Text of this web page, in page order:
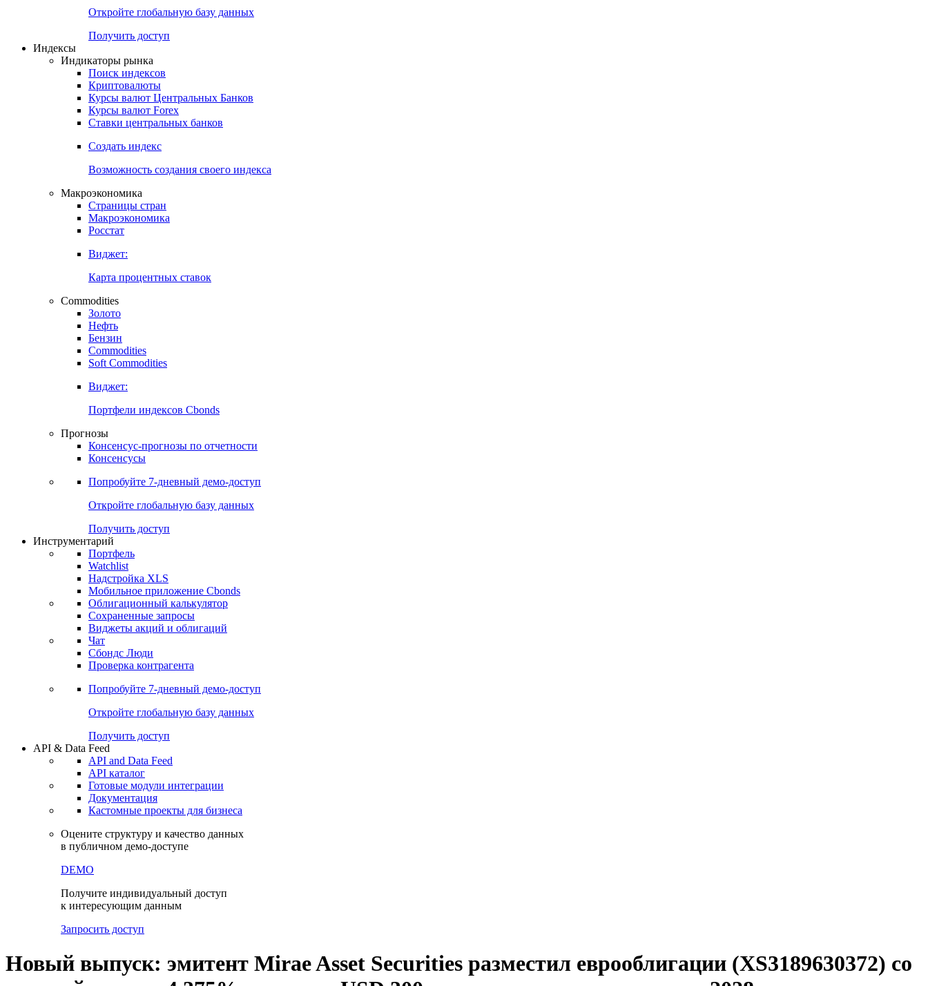
Откройте глобальную базу данных
Получить доступ
Индексы
Индикаторы рынка
Поиск индексов
Криптовалюты
Курсы валют Центральных Банков
Курсы валют Forex
Ставки центральных банков
Создать индекс
Возможность создания своего индекса
Макроэкономика
Страницы стран
Макроэкономика
Росстат
Виджет:
Карта процентных ставок
Commodities
Золото
Нефть
Бензин
Commodities
Soft Commodities
Виджет:
Портфели индексов Cbonds
Прогнозы
Консенсус-прогнозы по отчетности
Консенсусы
Попробуйте 7-дневный демо-доступ
Откройте глобальную базу данных
Получить доступ
Инструментарий
Портфель
Watchlist
Надстройка XLS
Мобильное приложение Cbonds
Облигационный калькулятор
Сохраненные запросы
Виджеты акций и облигаций
Чат
Сбондс Люди
Проверка контрагента
Попробуйте 7-дневный демо-доступ
Откройте глобальную базу данных
Получить доступ
API & Data Feed
API and Data Feed
API каталог
Готовые модули интеграции
Документация
Кастомные проекты для бизнеса
Оцените структуру и качество данных
в публичном демо-доступе
DEMO
Получите индивидуальный доступ
к интересующим данным
Запросить доступ
Новый выпуск: эмитент Mirae Asset Securities разместил еврооблигации (XS3189630372) со